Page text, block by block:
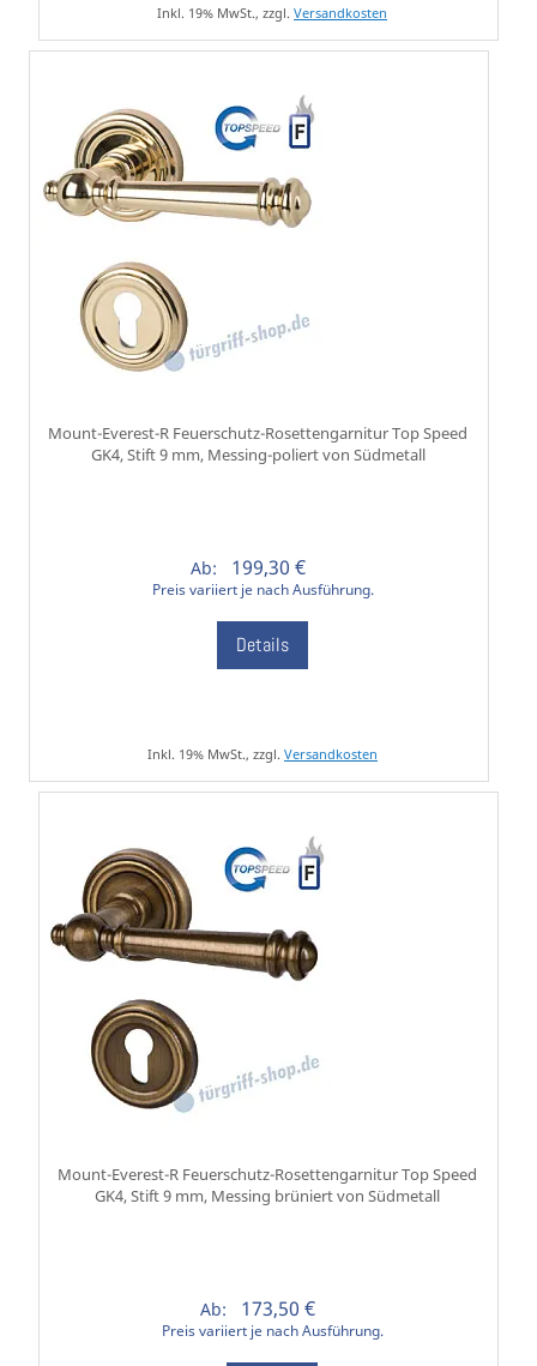
Inkl. 19% MwSt., zzgl. Versandkosten
Mount-Everest-R Feuerschutz-Rosettengarnitur Top Speed
GK4, Stift 9 mm, Messing-poliert von Südmetall
Ab: 199,30 €
Preis variiert je nach Ausführung.
Details
Inkl. 19% MwSt., zzgl. Versandkosten
Mount-Everest-R Feuerschutz-Rosettengarnitur Top Speed
GK4, Stift 9 mm, Messing brüniert von Südmetall
Ab: 173,50 €
Preis variiert je nach Ausführung.